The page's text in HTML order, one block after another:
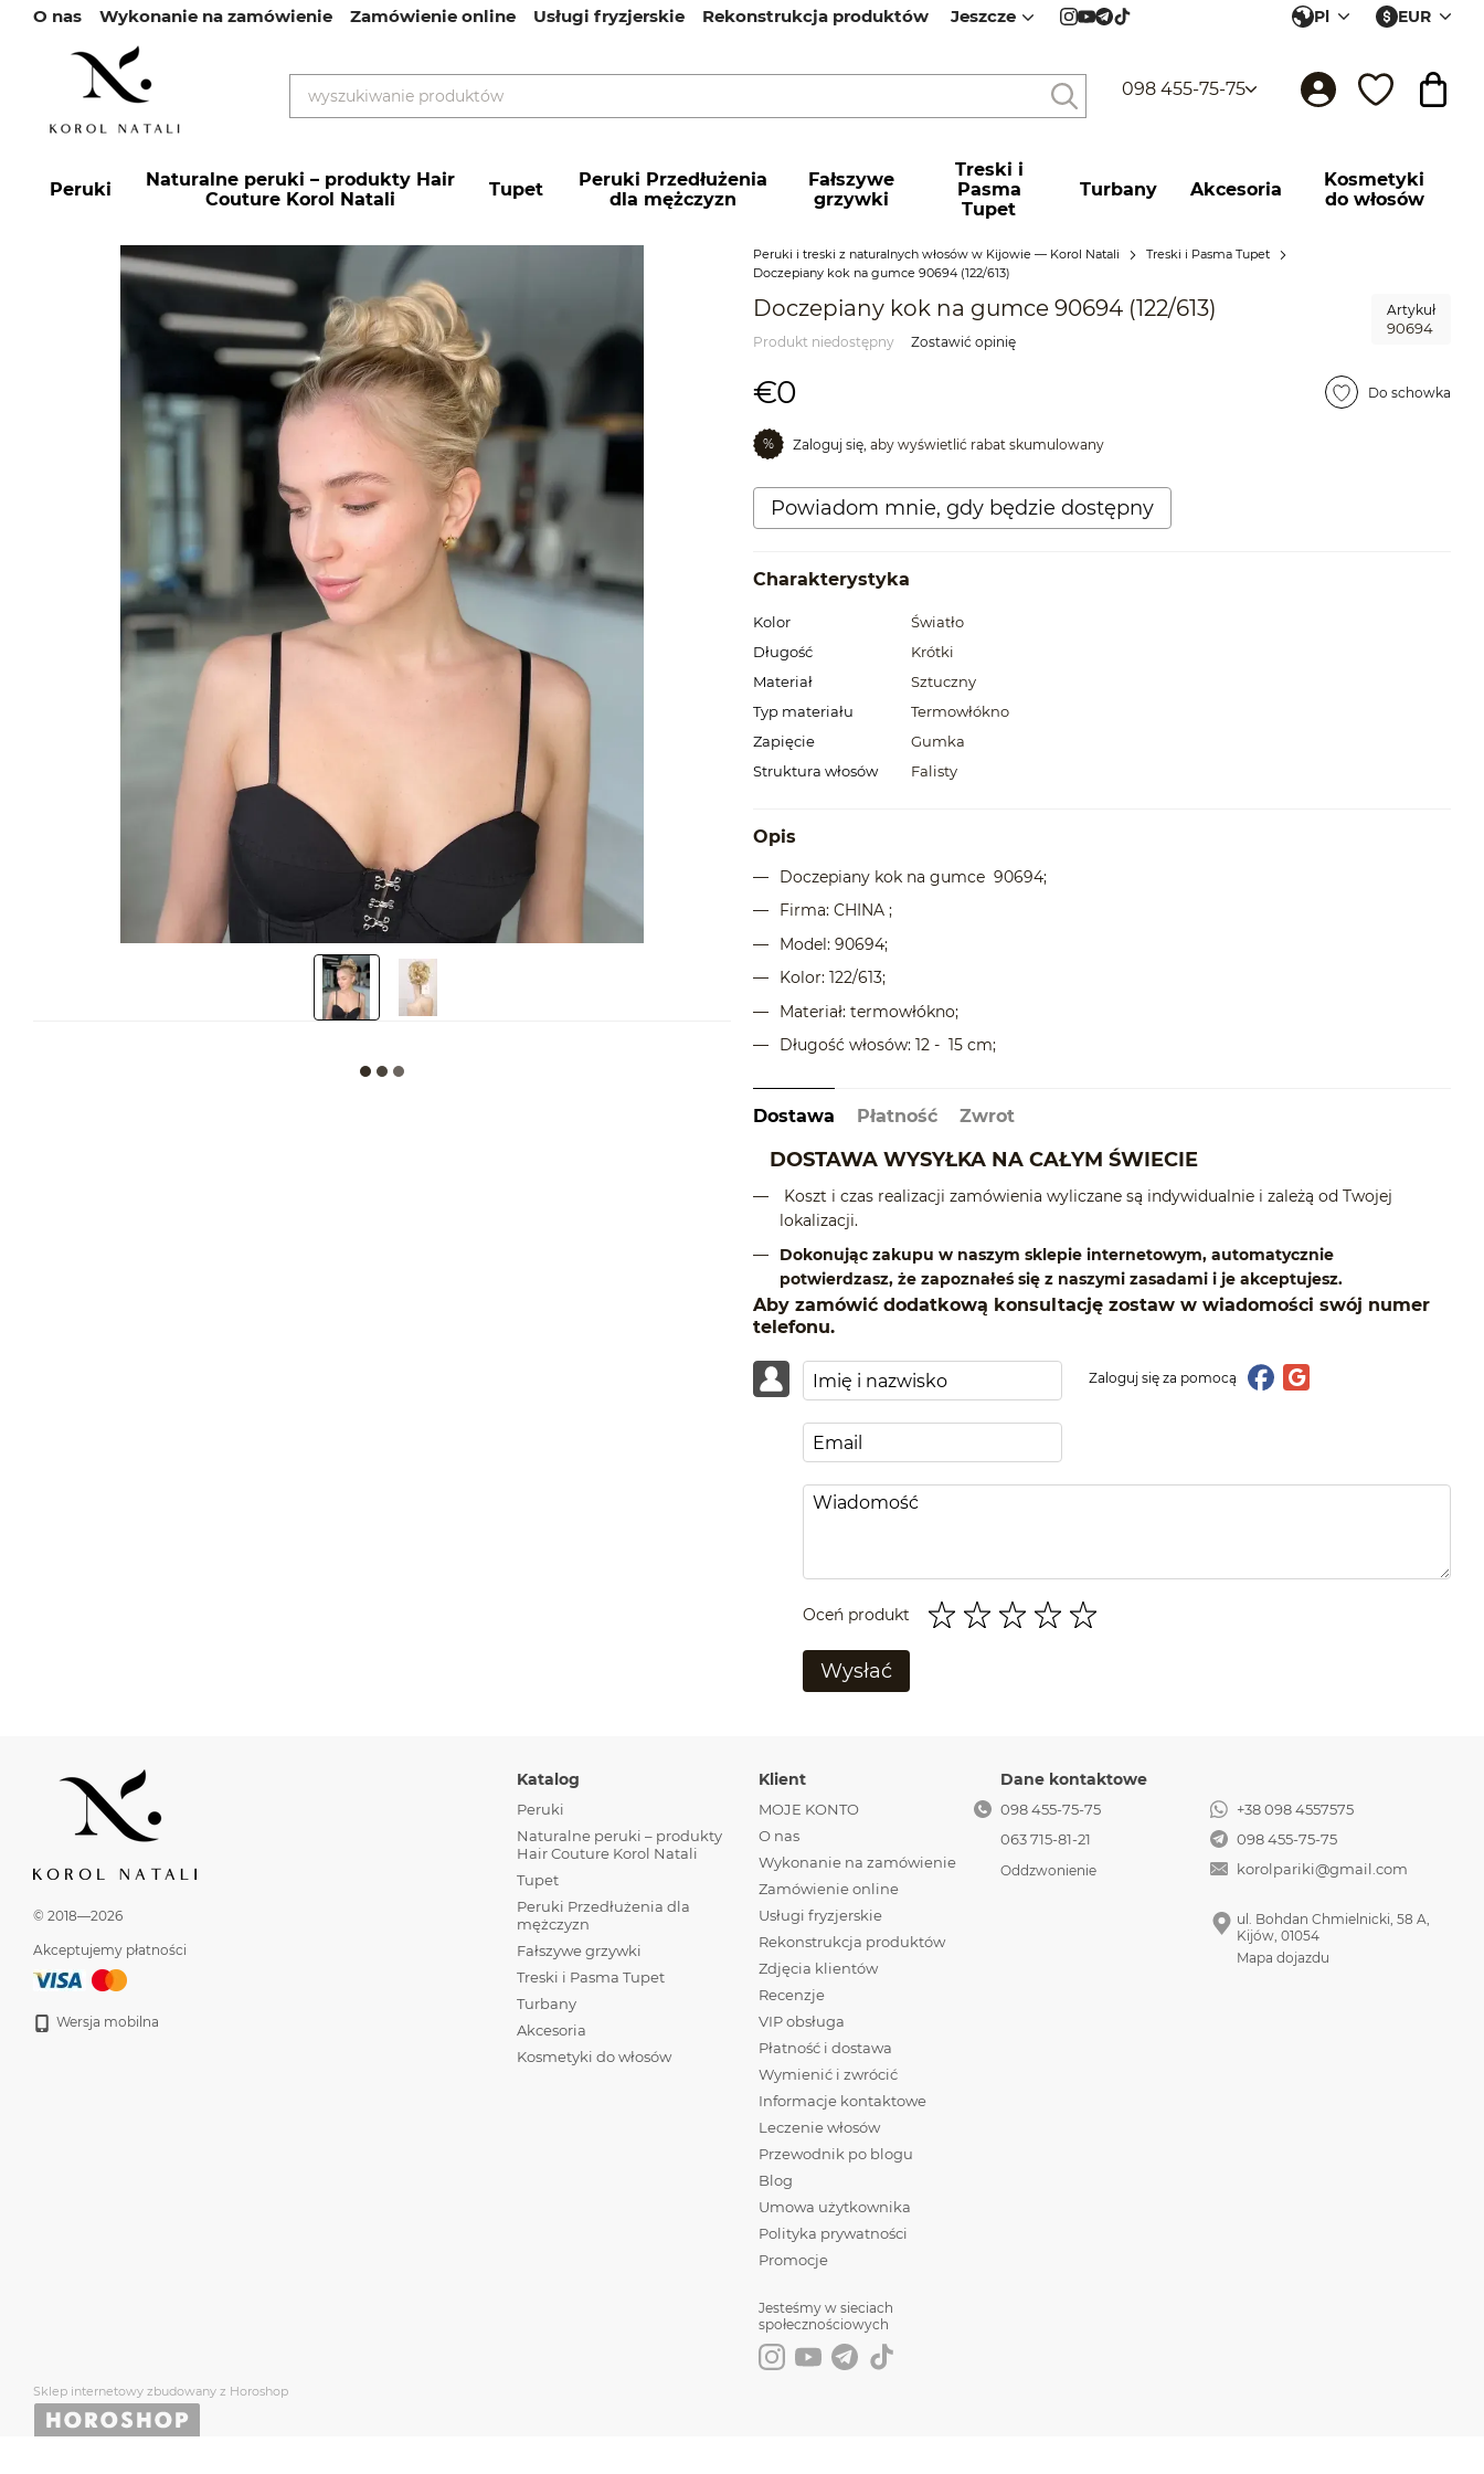
Przejdź do głównej treści
О nas Wykonanie na zamówienie Zamówienie online Usługi fryzjerskie Rekonstrukcja produktów Jeszcze Pl EUR
098 455-75-75
Peruki
Naturalne peruki – produkty Hair
Couture Korol Natali
Tupet
Peruki Przedłużenia
dla mężczyzn
Fałszywe
grzywki
Treski і
Pasma
Tupet
Turbany Akcesoria
Kosmetyki
do włosów
Peruki i treski z naturalnych włosów w Kijowie — Korol Natali
Treski і Pasma Tupet
Doczepiany kok na gumce 90694 (122/613)
Doczepiany kok na gumce 90694 (122/613) Artykuł
90694
Produkt niedostępny Zostawić opinię
€0 Do schowka
% Zaloguj się, aby wyświetlić rabat skumulowany
Powiadom mnie, gdy będzie dostępny
Charakterystyka
Kolor
Światło
Długość
Krótki
Materiał
Sztuczny
Typ materiału
Termowłókno
Zapięcie
Gumka
Struktura włosów
Falisty
Opis
Doczepiany kok na gumce 90694;
Firma: CHINA ;
Model: 90694;
Kolor: 122/613;
Materiał: termowłókno;
Długość włosów: 12 - 15 cm;
Dostawa Płatność Zwrot
DOSTAWA WYSYŁKA NA CAŁYM ŚWIECIE
Koszt i czas realizacji zamówienia wyliczane są indywidualnie i zależą od Twojej
lokalizacji.
Dokonując zakupu w naszym sklepie internetowym, automatycznie
potwierdzasz, że zapoznałeś się z naszymi zasadami i je akceptujesz.
Aby zamówić dodatkową konsultację zostaw w wiadomości swój numer
telefonu.
Zaloguj się za pomocą
Oceń produkt
Wysłać
© 2018—2026
Akceptujemy płatności
Wersja mobilna
Sklep internetowy zbudowany z Horoshop
Katalog
Peruki
Naturalne peruki – produkty
Hair Couture Korol Natali
Tupet
Peruki Przedłużenia dla
mężczyzn
Fałszywe grzywki
Treski і Pasma Tupet
Turbany
Akcesoria
Kosmetyki do włosów
Klient
MOJE KONTO
О nas
Wykonanie na zamówienie
Zamówienie online
Usługi fryzjerskie
Rekonstrukcja produktów
Zdjęcia klientów
Recenzje
VIP obsługa
Płatność i dostawa
Wymienić i zwrócić
Informacje kontaktowe
Leczenie włosów
Przewodnik po blogu
Blog
Umowa użytkownika
Polityka prywatności
Promocje
Jesteśmy w sieciach
społecznościowych
Dane kontaktowe
098 455-75-75
063 715-81-21
Oddzwonienie
+38 098 4557575
098 455-75-75
korolpariki@gmail.com
ul. Bohdan Chmielnicki, 58 A,
Kijów, 01054
Mapa dojazdu